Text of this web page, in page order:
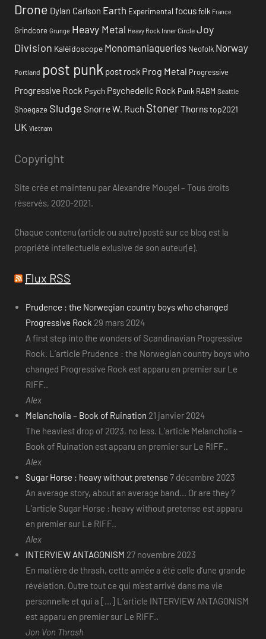
Drone Dylan Carlson Earth Experimental focusfolk France
Grindcore Grunge Heavy Metal Heavy Rock Inner Circle Joy
Division Kaléidoscope Monomaniaqueries Neofolk Norway
Portland post punk post rock Prog Metal Progressive
Progressive Rock Psych Psychedelic Rock Punk RABM Seattle
Shoegaze Sludge Snorre W. Ruch StonerThornstop2021
UK Vietnam
Copyright
Site crée et maintenu par Alexandre Mougel – Tous droits
réservés, 2020-2021.
Chaque contenu (article ou autre) posté sur ce blog est la
propriété intellectuelle exlusive de son auteur(e).
Flux RSS
Prudence : the Norwegian country boys who changed
Progressive Rock 29 mars 2024
A first step into the wonders of Scandinavian Progressive
Rock. L’article Prudence : the Norwegian country boys who
changed Progressive Rock est apparu en premier sur Le
RIFF..
Alex
Melancholia – Book of Ruination 21 janvier 2024
The heaviest drop of 2023, no less. L’article Melancholia –
Book of Ruination est apparu en premier sur Le RIFF..
Alex
Sugar Horse : heavy without pretense 7 décembre 2023
An average story, about an average band... Or are they ?
L’article Sugar Horse : heavy without pretense est apparu
en premier sur Le RIFF..
Alex
INTERVIEW ANTAGONISM 27 novembre 2023
En matière de thrash, cette année a été celle d’une grande
révélation. Outre tout ce qui m’est arrivé dans ma vie
personnelle et qui a [...] L’article INTERVIEW ANTAGONISM
est apparu en premier sur Le RIFF..
Jon Von Thrash